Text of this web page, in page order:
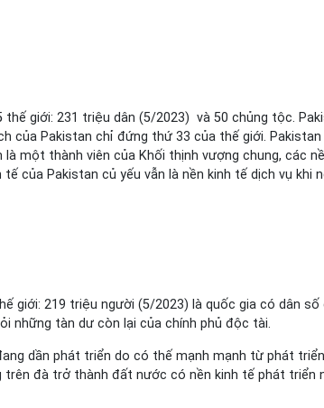
thế giới: 231 triệu dân (5/2023) và 50 chủng tộc.
của Pakistan chỉ đứng thứ 33 của thế giới.
một thành viên của Khối thịnh vượng chung, các
của Pakistan củ yếu vẫn là nền kinh tế dịch vụ khi
giới: 219 triệu người (5/2023) là quốc gia có dân
những tàn dư còn lại của chính phủ độc tài.
dần phát triển do có thế mạnh mạnh từ phát
trên đà trở thành đất nước có nền kinh tế phát triển